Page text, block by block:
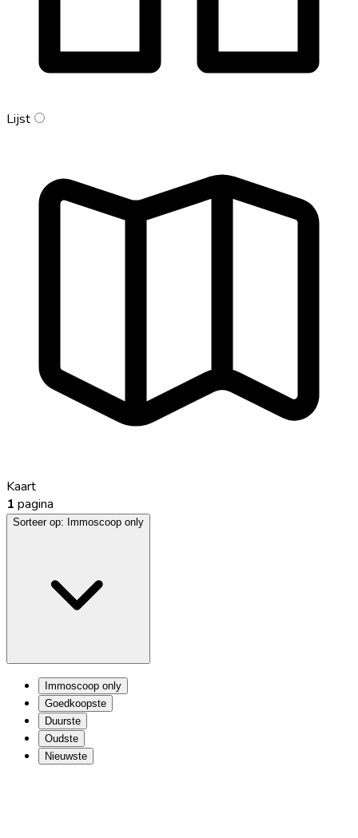
Lijst
Kaart
1 pagina
Sorteer op: Immoscoop only
Immoscoop only
Goedkoopste
Duurste
Oudste
Nieuwste